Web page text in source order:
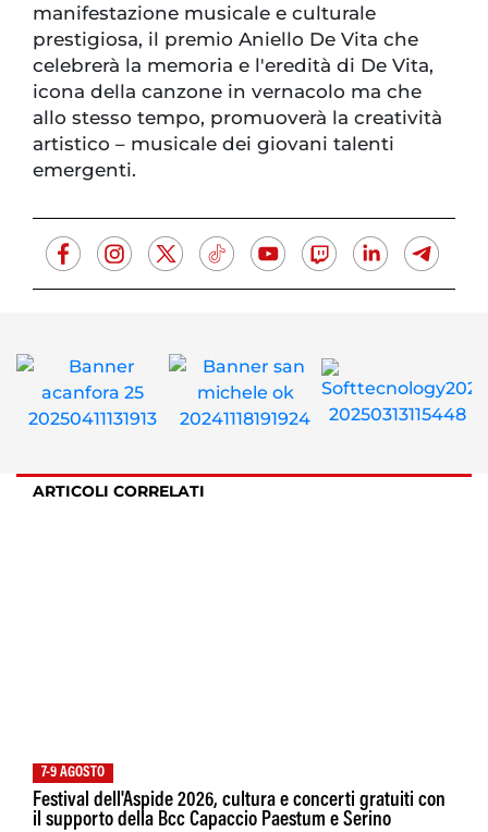
manifestazione musicale e culturale
prestigiosa, il premio Aniello De Vita che
celebrerà la memoria e l'eredità di De Vita,
icona della canzone in vernacolo ma che
allo stesso tempo, promuoverà la creatività
artistico – musicale dei giovani talenti
emergenti.
ARTICOLI CORRELATI
7-9 AGOSTO
Festival dell'Aspide 2026, cultura e concerti gratuiti con
il supporto della Bcc Capaccio Paestum e Serino